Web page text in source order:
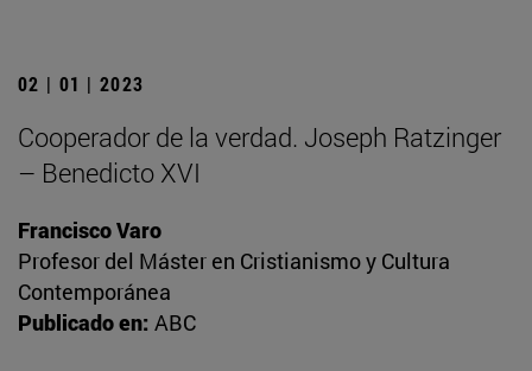
02 | 01 | 2023
Cooperador de la verdad. Joseph Ratzinger
– Benedicto XVI
Francisco Varo
Profesor del Máster en Cristianismo y Cultura
Contemporánea
Publicado en: ABC